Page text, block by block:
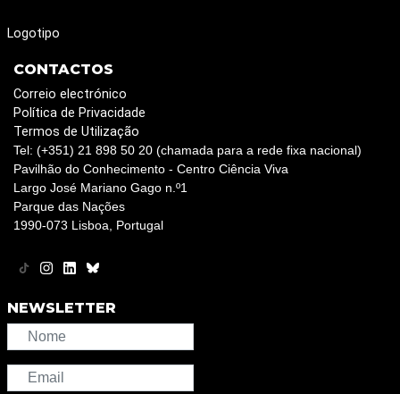
Logotipo
CONTACTOS
Correio electrónico
Política de Privacidade
Termos de Utilização
Tel: (+351) 21 898 50 20 (chamada para a rede fixa nacional)
Pavilhão do Conhecimento - Centro Ciência Viva
Largo José Mariano Gago n.º1
Parque das Nações
1990-073 Lisboa, Portugal
NEWSLETTER